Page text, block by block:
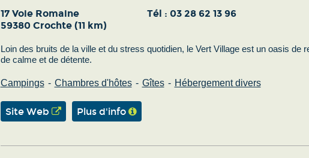
17 Voie Romaine
59380 Crochte (11 km)
Tél : 03 28 62 13 96
Loin des bruits de la ville et du stress quotidien, le Vert Village est un oasis de
de calme et de détente.
Campings Chambres d'hôtes Gîtes Hébergement divers
Site Web Plus d'info